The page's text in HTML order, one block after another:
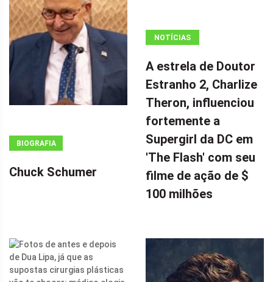
BIOGRAFIA
Chuck Schumer
NOTÍCIAS
(ADSBYGOOGLE
=
WINDOW.ADSBYGOOGLE
|| []).PUSH({});
A ESTRELA DE
DOUTOR
ESTRANHO 2,
CHARLIZE
THERON,
DA DC EM 'THE
FLASH' COM
A estrela de Doutor
Estranho 2, Charlize
Theron, influenciou
fortemente a
Supergirl da DC em
'The Flash' com seu
filme de ação de $
100 milhões